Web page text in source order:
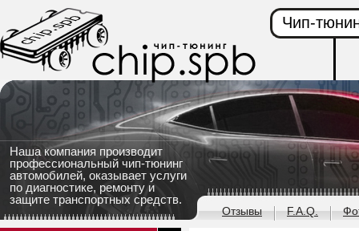
Наша компания производит
профессиональный чип-тюнинг
автомобилей, оказывает услуги
по диагностике, ремонту и
защите транспортных средств.
Чип-
Отзывы F.A.Q.